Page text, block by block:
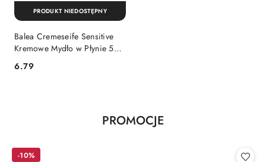
Balea Cremeseife Sensitive
Kremowe Mydło w Płynie 500
Cena:
6.79
PRODUKT NIEDOSTĘPNY
Pomiń karuzelę produktów
Produkty
PROMOCJE
-10%